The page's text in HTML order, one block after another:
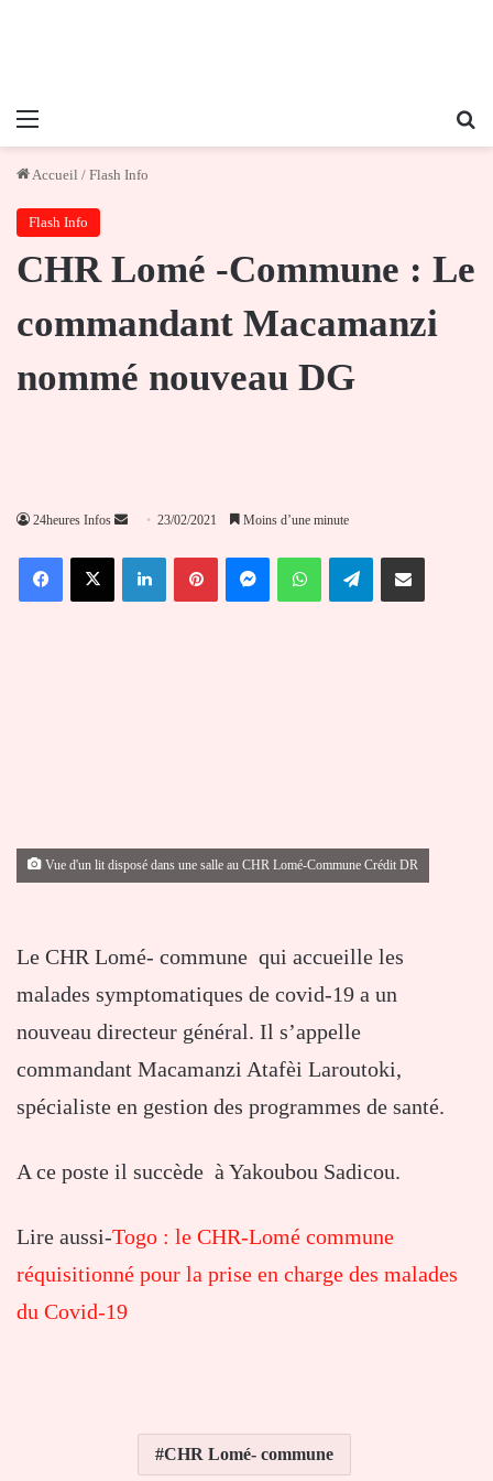
Menu
Accueil / Flash Info
Flash Info
CHR Lomé -Commune : Le
commandant Macamanzi
nommé nouveau DG
24heures Infos
Envoyer
courriel
23/02/2021 Moins d’une minute
FacebookX LinkedinPinterestMessengerWhatsAppTelegramPartager par email
Vue d'un lit disposé dans une salle au CHR Lomé-Commune Crédit DR
Le CHR Lomé- commune qui accueille les
malades symptomatiques de covid-19 a un
nouveau directeur général. Il s’appelle
commandant Macamanzi Atafèi Laroutoki,
spécialiste en gestion des programmes de santé.
A ce poste il succède à Yakoubou Sadicou.
Lire aussi-Togo : le CHR-Lomé commune
réquisitionné pour la prise en charge des malades
du Covid-19
CHR Lomé- commune